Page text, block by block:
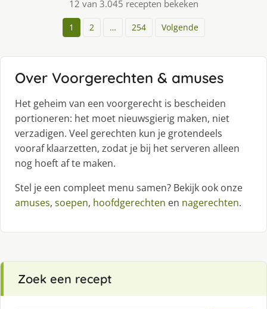
12 van 3.045 recepten bekeken
1 2 … 254 Volgende
Over Voorgerechten & amuses
Het geheim van een voorgerecht is bescheiden
portioneren: het moet nieuwsgierig maken, niet
verzadigen. Veel gerechten kun je grotendeels
vooraf klaarzetten, zodat je bij het serveren alleen
nog hoeft af te maken.
Stel je een compleet menu samen? Bekijk ook onze
amuses, soepen, hoofdgerechten en nagerechten.
Zoek een recept